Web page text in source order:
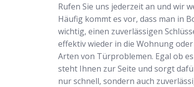
Rufen Sie uns jederzeit an und wir
Häufig kommt es vor, dass man in
wichtig, einen zuverlässigen
effektiv wieder in die Wohnung
Arten von Türproblemen. Egal ob
steht Ihnen zur Seite und sorgt
nur schnell, sondern auch